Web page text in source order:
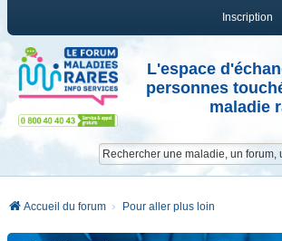
Inscription
L'espace
personnes
maladie
Accueil du forum Pour aller plus loin